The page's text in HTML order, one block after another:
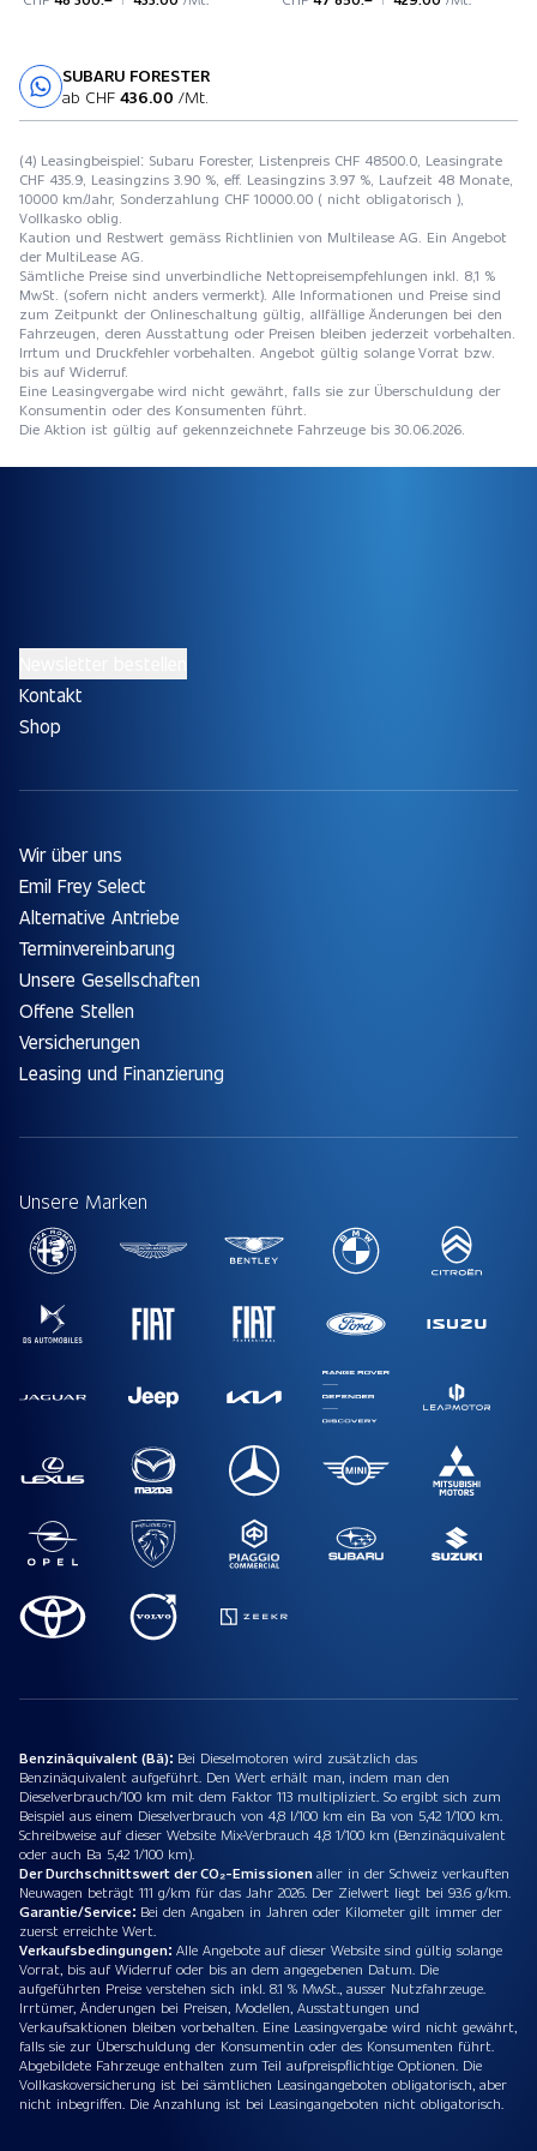
SUBARU FORESTER
ab CHF 436.00 /Mt.
(4) Leasingbeispiel: Subaru Forester, Listenpreis CHF 48500.0, Leasingrate
CHF 435.9, Leasingzins 3.90 %, eff. Leasingzins 3.97 %, Laufzeit 48 Monate,
10000 km/Jahr, Sonderzahlung CHF 10000.00 ( nicht obligatorisch ),
Vollkasko oblig.
Kaution und Restwert gemäss Richtlinien von Multilease AG. Ein Angebot
der MultiLease AG.
Sämtliche Preise sind unverbindliche Nettopreisempfehlungen inkl. 8,1 %
MwSt. (sofern nicht anders vermerkt). Alle Informationen und Preise sind
zum Zeitpunkt der Onlineschaltung gültig, allfällige Änderungen bei den
Fahrzeugen, deren Ausstattung oder Preisen bleiben jederzeit vorbehalten.
Irrtum und Druckfehler vorbehalten. Angebot gültig solange Vorrat bzw.
bis auf Widerruf.
Eine Leasingvergabe wird nicht gewährt, falls sie zur Überschuldung der
Konsumentin oder des Konsumenten führt.
Die Aktion ist gültig auf gekennzeichnete Fahrzeuge bis 30.06.2026.
Kontakt
Shop
Wir über uns
Emil Frey Select
Alternative Antriebe
Terminvereinbarung
Unsere Gesellschaften
Offene Stellen
Versicherungen
Leasing und Finanzierung
Unsere Marken
Benzinäquivalent (Bä): Bei Dieselmotoren wird zusätzlich das
Benzinäquivalent aufgeführt. Den Wert erhält man, indem man den
Dieselverbrauch/100 km mit dem Faktor 113 multipliziert. So ergibt sich zum
Beispiel aus einem Dieselverbrauch von 4,8 l/100 km ein Ba von 5,42 1/100 km.
Schreibweise auf dieser Website Mix-Verbrauch 4,8 1/100 km (Benzinäquivalent
oder auch Ba 5,42 1/100 km).
Der Durchschnittswert der CO₂-Emissionenaller in der Schweiz verkauften
Neuwagen beträgt 111 g/km für das Jahr 2026. Der Zielwert liegt bei 93.6 g/km.
Garantie/Service: Bei den Angaben in Jahren oder Kilometer gilt immer der
zuerst erreichte Wert.
Verkaufsbedingungen: Alle Angebote auf dieser Website sind gültig solange
Vorrat, bis auf Widerruf oder bis an dem angegebenen Datum. Die
aufgeführten Preise verstehen sich inkl. 8.1 % MwSt., ausser Nutzfahrzeuge.
Irrtümer, Änderungen bei Preisen, Modellen, Ausstattungen und
Verkaufsaktionen bleiben vorbehalten. Eine Leasingvergabe wird nicht gewährt,
falls sie zur Überschuldung der Konsumentin oder des Konsumenten führt.
Abgebildete Fahrzeuge enthalten zum Teil aufpreispflichtige Optionen. Die
Vollkaskoversicherung ist bei sämtlichen Leasingangeboten obligatorisch, aber
nicht inbegriffen. Die Anzahlung ist bei Leasingangeboten nicht obligatorisch.